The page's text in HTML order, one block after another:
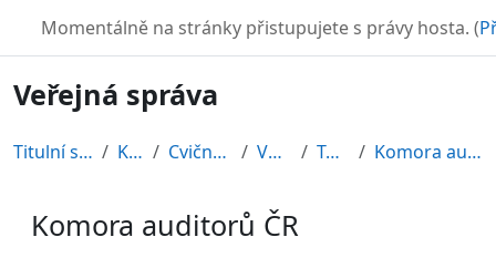
TURBO
Momentálně na stránky přistupujete s právy hosta. (
Veřejná správa
Titulní stránka Kurzy Cvičné kurzy VS2010 Topic 5 Komora auditorů ČR
Komora auditorů ČR